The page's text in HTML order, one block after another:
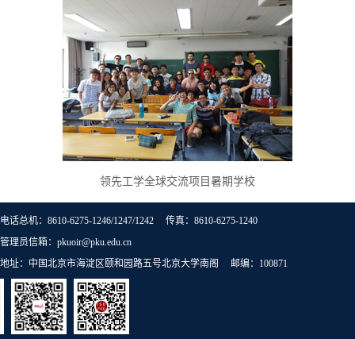
领先工学全球交流项目暑期学校
电话总机：8610-6275-1246/1247/1242 传真：8610-6275-1240
管理员信箱：pkuoir@pku.edu.cn
地址：中国北京市海淀区颐和园路五号北京大学南阁 邮编：100871